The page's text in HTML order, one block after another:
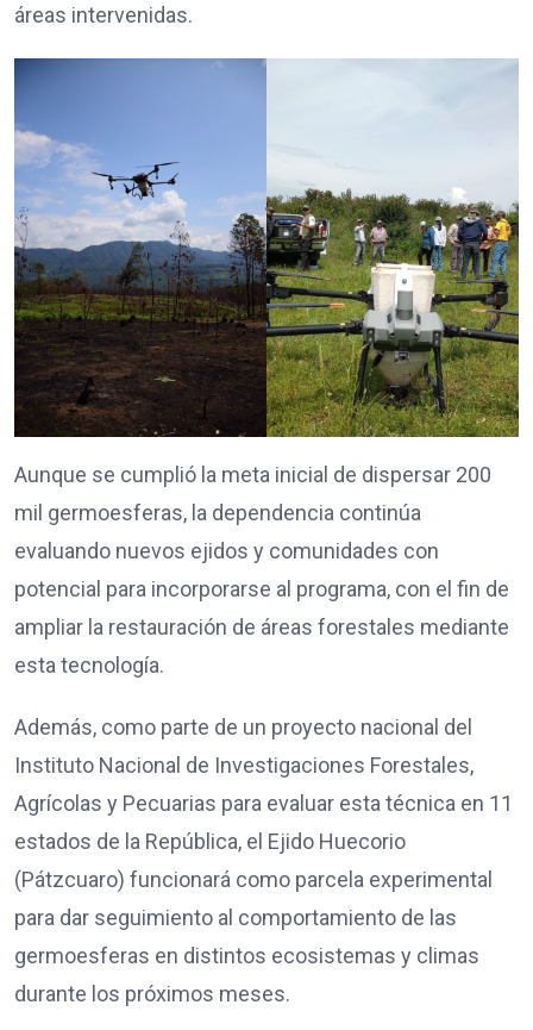
áreas intervenidas.
Aunque se cumplió la meta inicial de dispersar 200
mil germoesferas, la dependencia continúa
evaluando nuevos ejidos y comunidades con
potencial para incorporarse al programa, con el fin de
ampliar la restauración de áreas forestales mediante
esta tecnología.
Además, como parte de un proyecto nacional del
Instituto Nacional de Investigaciones Forestales,
Agrícolas y Pecuarias para evaluar esta técnica en 11
estados de la República, el Ejido Huecorio
(Pátzcuaro) funcionará como parcela experimental
para dar seguimiento al comportamiento de las
germoesferas en distintos ecosistemas y climas
durante los próximos meses.